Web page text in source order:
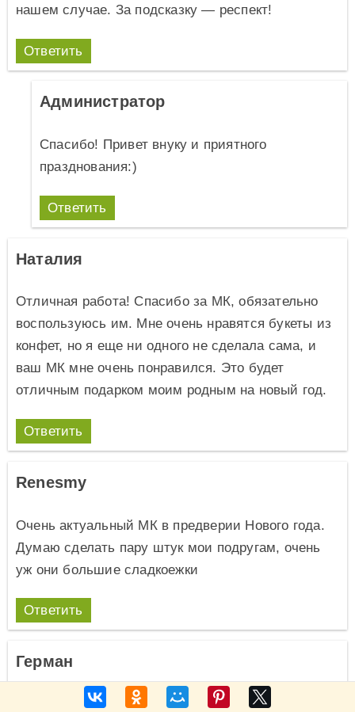
нашем случае. За подсказку — респект!
Ответить
Администратор
Спасибо! Привет внуку и приятного
празднования:)
Ответить
Наталия
Отличная работа! Спасибо за МК, обязательно
воспользуюсь им. Мне очень нравятся букеты из
конфет, но я еще ни одного не сделала сама, и
ваш МК мне очень понравился. Это будет
отличным подарком моим родным на новый год.
Ответить
Renesmy
Очень актуальный МК в предверии Нового года.
Думаю сделать пару штук мои подругам, очень
уж они большие сладкоежки
Ответить
Герман
Хороший гайд о том как сделать букет из конфет